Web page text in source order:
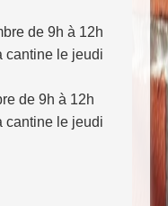
de 9h à 12h
cantine le jeudi
de 9h à 12h
cantine le jeudi